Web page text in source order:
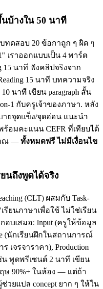
นบ้างใน 50 นาที
บทดสอบ 20 ข้อกาถูก ๆ ผิด ๆ
เราออกแบบเป็น 4 พาร์ต
15 นาที ฟังคลิปจริงจาก
15 นาที บทความจริง
10 นาที เขียน paragraph สั้น
1 กับครูเจ้าของภาษา. หลัง
ายจุดแข็ง/จุดอ่อน แนะนำ
อมคะแนน CEFR ที่เทียบได้
าณ — ทั้งหมดฟรี ไม่มีเงื่อนไข
นถึงพูดได้จริง
(CLT) ผสมกับ Task-
รียนภาษาเพื่อใช้ ไม่ใช่เรียน
อบเสมอ: Input (ครูให้ข้อมูล
(นักเรียนฝึกในสถานการณ์
เจรจาราคา), Production
น พูดพรีเซนต์ 2 นาที เขียน
ษ 90%+ ในห้อง — แต่ถ้า
ยแปล concept ยาก ๆ ให้ใน